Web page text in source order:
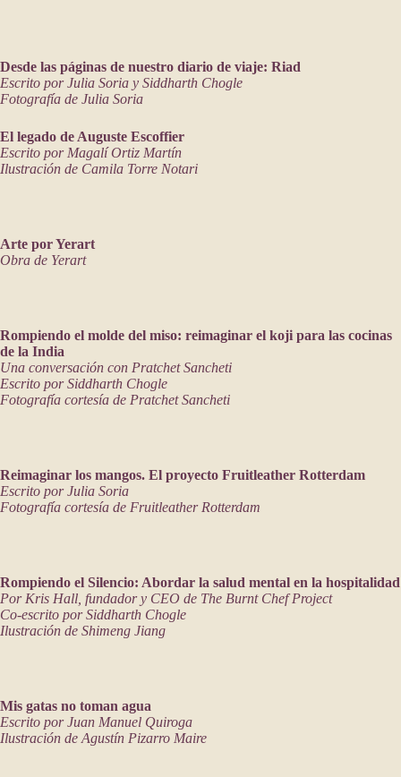
Desde las páginas de nuestro diario de viaje: Riad
Escrito por Julia Soria y Siddharth Chogle
Fotografía de Julia Soria
El legado de Auguste Escoffier
Escrito por Magalí Ortiz Martín
Ilustración de Camila Torre Notari
Arte por Yerart
Obra de Yerart
Rompiendo el molde del miso: reimaginar el koji para las cocinas
de la India
Una conversación con Pratchet Sancheti
Escrito por Siddharth Chogle
Fotografía cortesía de Pratchet Sancheti
Reimaginar los mangos. El proyecto Fruitleather Rotterdam
Escrito por Julia Soria
Fotografía cortesía de Fruitleather Rotterdam
Rompiendo el Silencio: Abordar la salud mental en la hospitalidad
Por Kris Hall, fundador y CEO de The Burnt Chef Project
Co-escrito por Siddharth Chogle
Ilustración de Shimeng Jiang
Mis gatas no toman agua
Escrito por Juan Manuel Quiroga
Ilustración de Agustín Pizarro Maire